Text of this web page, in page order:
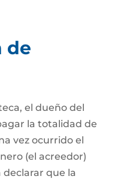
de
el dueño del
la totalidad de
vez ocurrido el
(el acreedor)
declarar que la